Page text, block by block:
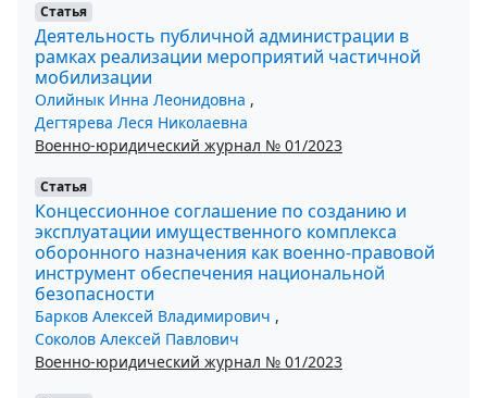
Статья
Деятельность публичной администрации в
рамках реализации мероприятий частичной
мобилизации
Олийнык Инна Леонидовна ,
Дегтярева Леся Николаевна
Военно-юридический журнал № 01/2023
Статья
Концессионное соглашение по созданию и
эксплуатации имущественного комплекса
оборонного назначения как военно-правовой
инструмент обеспечения национальной
безопасности
Барков Алексей Владимирович ,
Соколов Алексей Павлович
Военно-юридический журнал № 01/2023